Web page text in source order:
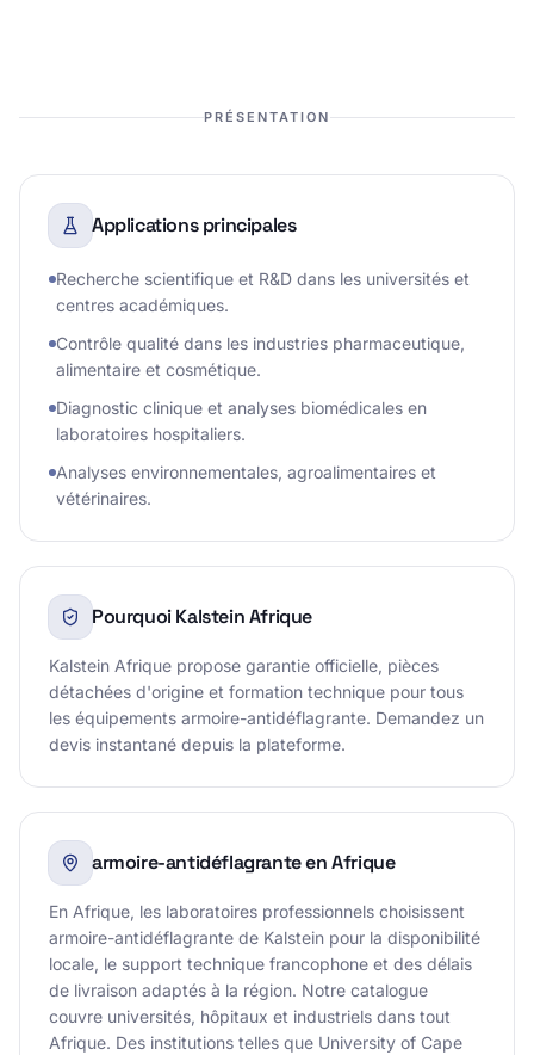
PRÉSENTATION
Applications principales
Recherche scientifique et R&D dans les universités et
centres académiques.
Contrôle qualité dans les industries pharmaceutique,
alimentaire et cosmétique.
Diagnostic clinique et analyses biomédicales en
laboratoires hospitaliers.
Analyses environnementales, agroalimentaires et
vétérinaires.
Pourquoi Kalstein Afrique
Kalstein Afrique propose garantie officielle, pièces
détachées d'origine et formation technique pour tous
les équipements armoire-antidéflagrante. Demandez un
devis instantané depuis la plateforme.
armoire-antidéflagrante en Afrique
En Afrique, les laboratoires professionnels choisissent
armoire-antidéflagrante de Kalstein pour la disponibilité
locale, le support technique francophone et des délais
de livraison adaptés à la région. Notre catalogue
couvre universités, hôpitaux et industriels dans tout
Afrique. Des institutions telles que University of Cape